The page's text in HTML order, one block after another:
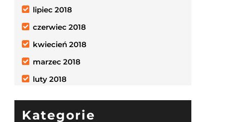
lipiec 2018
czerwiec 2018
kwiecień 2018
marzec 2018
luty 2018
Kategorie